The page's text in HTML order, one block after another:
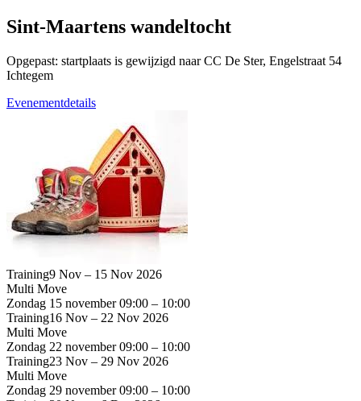
Sint-Maartens wandeltocht
Opgepast: startplaats is gewijzigd naar CC De Ster, Engelstraat 54
Ichtegem
Evenementdetails
Training9 Nov – 15 Nov 2026
Multi Move
Zondag 15 november 09:00 – 10:00
Training16 Nov – 22 Nov 2026
Multi Move
Zondag 22 november 09:00 – 10:00
Training23 Nov – 29 Nov 2026
Multi Move
Zondag 29 november 09:00 – 10:00